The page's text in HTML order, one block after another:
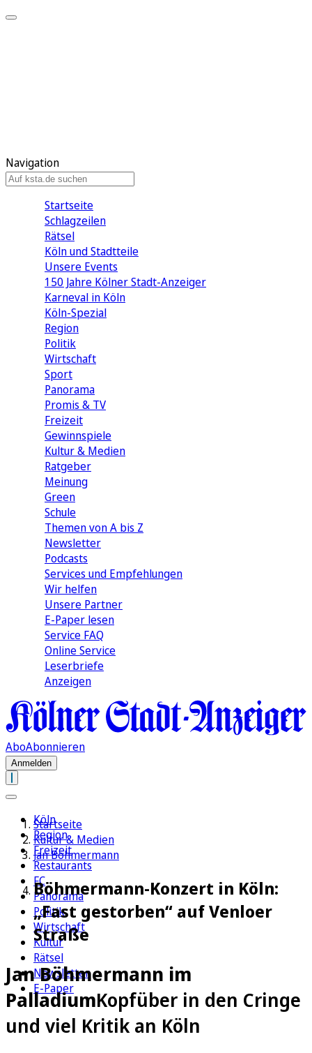
Navigation
Startseite
Schlagzeilen
Rätsel
Köln und Stadtteile
Unsere Events
150 Jahre Kölner Stadt-Anzeiger
Karneval in Köln
Köln-Spezial
Region
Politik
Wirtschaft
Sport
Panorama
Promis & TV
Freizeit
Gewinnspiele
Kultur & Medien
Ratgeber
Meinung
Green
Schule
Themen von A bis Z
Newsletter
Podcasts
Services und Empfehlungen
Wir helfen
Unsere Partner
E-Paper lesen
Service FAQ
Online Service
Leserbriefe
Anzeigen
AboAbonnieren
Anmelden
Köln
Region
Freizeit
Restaurants
FC
Panorama
Politik
Wirtschaft
Kultur
Rätsel
Newsletter
E-Paper
Startseite
Kultur & Medien
Jan Böhmermann
Böhmermann-Konzert in Köln:
„Fast gestorben“ auf Venloer
Straße
Jan Böhmermann im
PalladiumKopfüber in den Cringe
und viel Kritik an Köln